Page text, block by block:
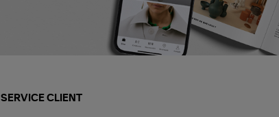
SERVICE CLIENT